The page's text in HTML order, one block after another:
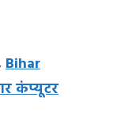
Bihar
कंप्यूटर